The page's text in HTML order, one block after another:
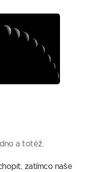
a totéž.
zatímco naše